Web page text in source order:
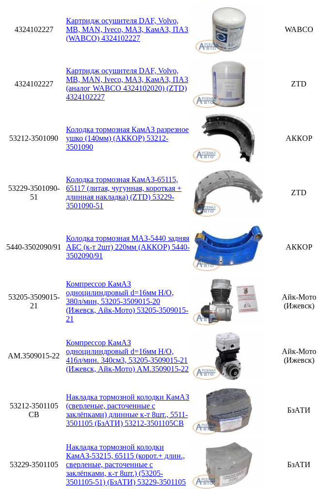
4324102227
Картридж осушителя DAF, Volvo,
MB, MAN, Iveco, МАЗ, КамАЗ, ПА3
(WABCO) 4324102227
WABCO
4324102227
Картридж осушителя DAF, Volvo,
MB, MAN, Iveco, МАЗ, КамАЗ, ПА3
(аналог WABCO 4324102020) (ZTD)
4324102227
ZTD
53212-3501090
Колодка тормозная КамАЗ разрезное
ушко (140мм) (АККОР) 53212-
3501090
АККОР
53229-3501090-
51
Колодка тормозная КамАЗ-65115,
65117 (литая, чугунная, короткая +
длинная накладка) (ZTD) 53229-
3501090-51
ZTD
5440-3502090/91
Колодка тормозная МАЗ-5440 задняя
АБС (к-т 2шт) 220мм (АККОР) 5440-
3502090/91
АККОР
53205-3509015-
21
Компрессор КамАЗ
одноцилиндровый d=16мм Н/О,
380л/мин, 53205-3509015-20
(Ижевск, Айк-Мото) 53205-3509015-
21
Айк-Мото
(Ижевск)
АМ.3509015-22
Компрессор КамАЗ
одноцилиндровый d=16мм Н/О,
416л/мин. 340см3, 53205-3509015-21
(Ижевск, Айк-Мото) АМ.3509015-22
Айк-Мото
(Ижевск)
53212-3501105
СВ
Накладка тормозной колодки КамАЗ
(сверленые, расточенные с
заклёпками) длинные к-т 8шт., 5511-
3501105 (БзАТИ) 53212-3501105СВ
БзАТИ
53229-3501105
Накладка тормозной колодки
КамАЗ-53215, 65115 (корот.+ длин.,
сверленые, расточенные с
заклёпками, к-т 8шт.) (53205-
3501105-51) (БзАТИ) 53229-3501105
БзАТИ